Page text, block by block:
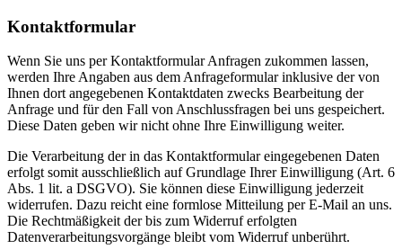
Kontaktformular
Wenn Sie uns per Kontaktformular Anfragen zukommen lassen,
werden Ihre Angaben aus dem Anfrageformular inklusive der von
Ihnen dort angegebenen Kontaktdaten zwecks Bearbeitung der
Anfrage und für den Fall von Anschlussfragen bei uns gespeichert.
Diese Daten geben wir nicht ohne Ihre Einwilligung weiter.
Die Verarbeitung der in das Kontaktformular eingegebenen Daten
erfolgt somit ausschließlich auf Grundlage Ihrer Einwilligung (Art. 6
Abs. 1 lit. a DSGVO). Sie können diese Einwilligung jederzeit
widerrufen. Dazu reicht eine formlose Mitteilung per E-Mail an uns.
Die Rechtmäßigkeit der bis zum Widerruf erfolgten
Datenverarbeitungsvorgänge bleibt vom Widerruf unberührt.